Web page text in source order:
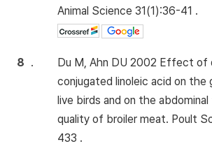
Animal Science 31(1):36-41 .
8 .
Du M, Ahn DU 2002 Effect of
conjugated linoleic acid on
live birds and on the
quality of broiler meat. Poult
433 .